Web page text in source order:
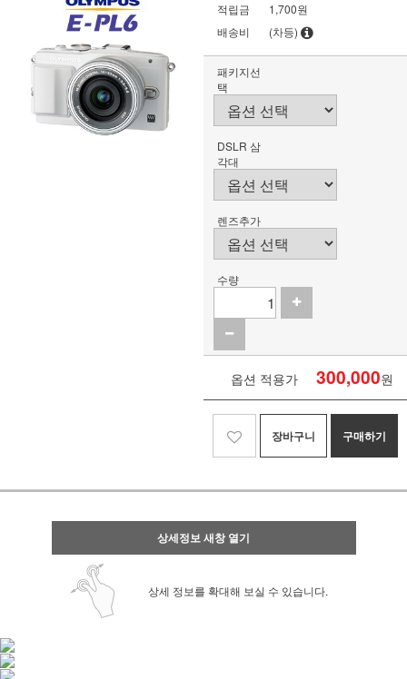
적립금
1,700원
배송비
(차등)
패키지선
택
DSLR 삼
각대
렌즈추가
수량
옵션 적용가 300,000원
장바구니 구매하기
상세정보 새창 열기
상세 정보를 확대해 보실 수 있습니다.